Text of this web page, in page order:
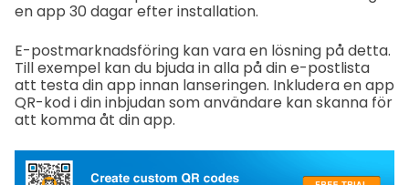
en app 30 dagar efter installation.
E-postmarknadsföring kan vara en lösning på detta.
Till exempel kan du bjuda in alla på din e-postlista
att testa din app innan lanseringen. Inkludera en app
QR-kod i din inbjudan som användare kan skanna för
att komma åt din app.